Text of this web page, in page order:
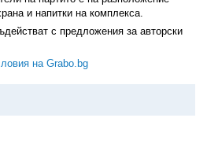
и напитки на комплекса.
с предложения за авторски
на Grabo.bg